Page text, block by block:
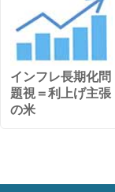
インフレ長期化問
題視＝利上げ主張
の米